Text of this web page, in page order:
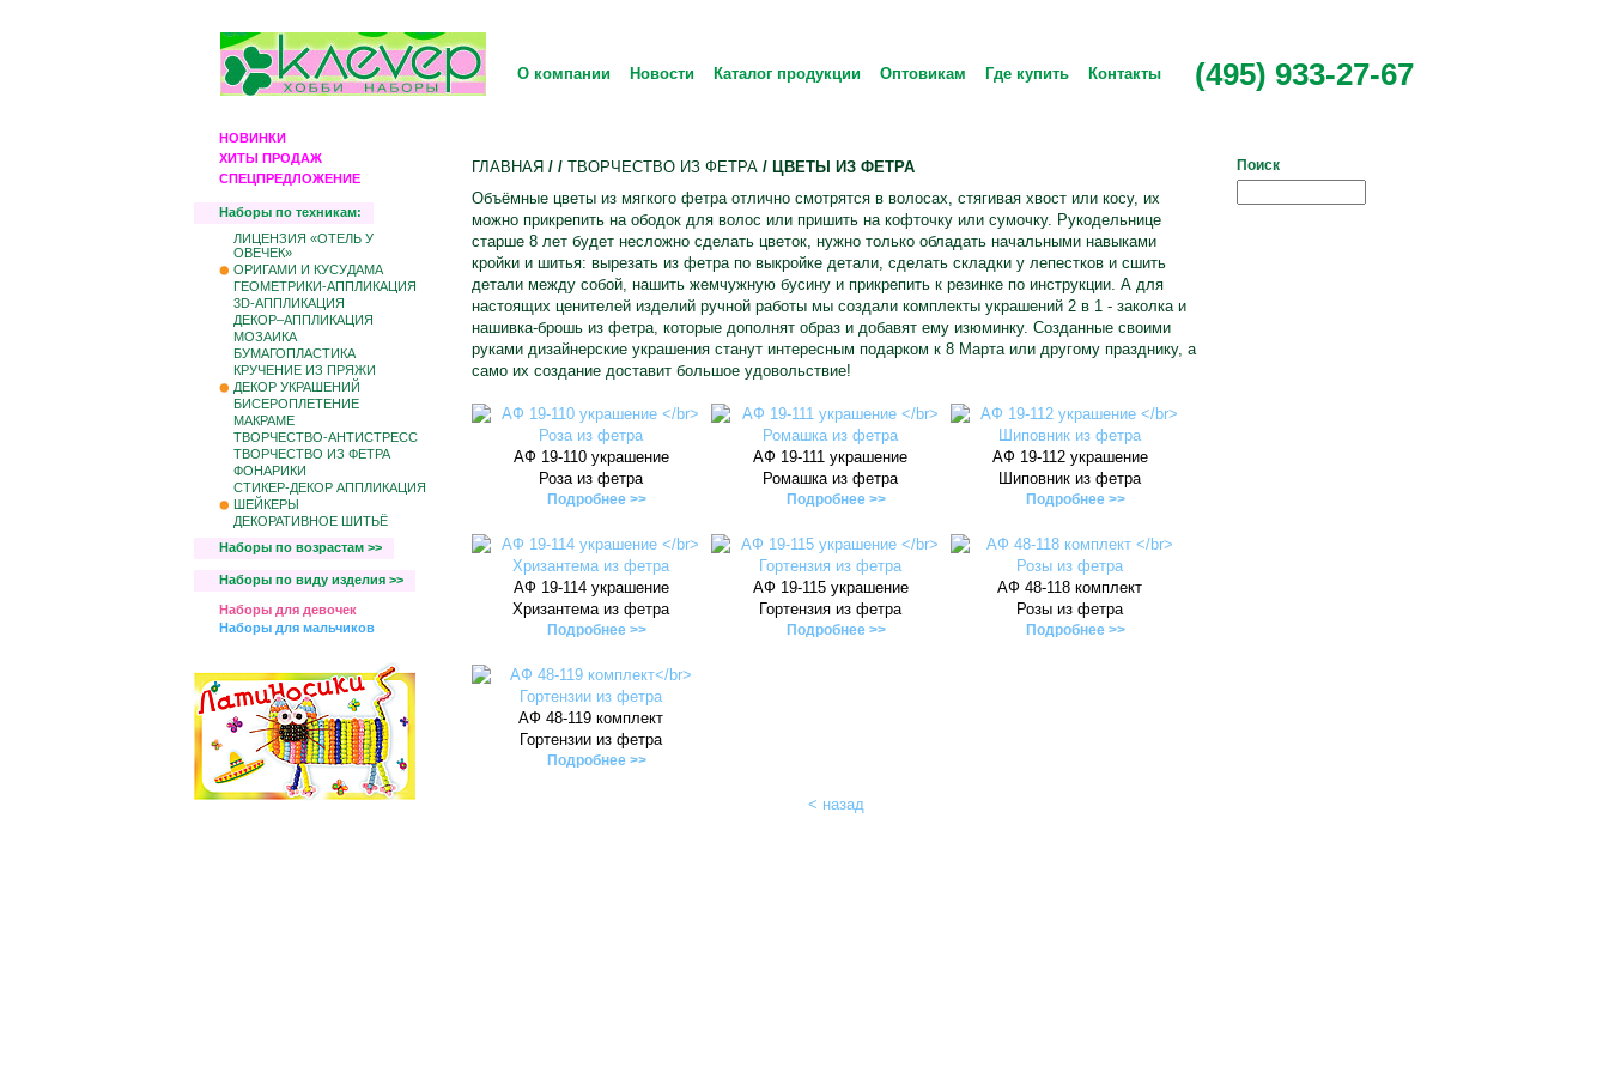
О компании Новости Каталог продукции Оптовикам Где купить Контакты (495) 933-27-67
НОВИНКИ
ХИТЫ ПРОДАЖ
СПЕЦПРЕДЛОЖЕНИЕ
Наборы по техникам:
ЛИЦЕНЗИЯ «ОТЕЛЬ У
ОВЕЧЕК»
ОРИГАМИ И КУСУДАМА
ГЕОМЕТРИКИ-АППЛИКАЦИЯ
3D-АППЛИКАЦИЯ
ДЕКОР–АППЛИКАЦИЯ
МОЗАИКА
БУМАГОПЛАСТИКА
КРУЧЕНИЕ ИЗ ПРЯЖИ
ДЕКОР УКРАШЕНИЙ
БИCЕРОПЛЕТЕНИЕ
МАКРАМЕ
ТВОРЧЕСТВО-АНТИСТРЕСС
ТВОРЧЕСТВО ИЗ ФЕТРА
ФОНАРИКИ
СТИКЕР-ДЕКОР АППЛИКАЦИЯ
ШЕЙКЕРЫ
ДЕКОРАТИВНОЕ ШИТЬЁ
Наборы по возрастам >>
Наборы по виду изделия >>
Наборы для девочек
Наборы для мальчиков
ГЛАВНАЯ / / ТВОРЧЕСТВО ИЗ ФЕТРА/ ЦВЕТЫ ИЗ ФЕТРА
Объёмные цветы из мягкого фетра отлично смотрятся в волосах, стягивая хвост или косу, их
можно прикрепить на ободок для волос или пришить на кофточку или сумочку. Рукодельнице
старше 8 лет будет несложно сделать цветок, нужно только обладать начальными навыками
кройки и шитья: вырезать из фетра по выкройке детали, сделать складки у лепестков и сшить
детали между собой, нашить жемчужную бусину и прикрепить к резинке по инструкции. А для
настоящих ценителей изделий ручной работы мы создали комплекты украшений 2 в 1 - заколка и
нашивка-брошь из фетра, которые дополнят образ и добавят ему изюминку. Созданные своими
руками дизайнерские украшения станут интересным подарком к 8 Марта или другому празднику, а
само их создание доставит большое удовольствие!
АФ 19-110 украшение
Роза из фетра
Подробнее >>
АФ 19-111 украшение
Ромашка из фетра
Подробнее >>
АФ 19-112 украшение
Шиповник из фетра
Подробнее >>
АФ 19-114 украшение
Хризантема из фетра
Подробнее >>
АФ 19-115 украшение
Гортензия из фетра
Подробнее >>
АФ 48-118 комплект
Розы из фетра
Подробнее >>
АФ 48-119 комплект
Гортензии из фетра
Подробнее >>
< назад
Поиск